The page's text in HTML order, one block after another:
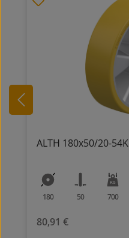
ALTH 180x50/20-54K
180 50 700
80,91 €